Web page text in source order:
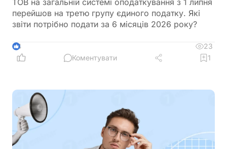
перейшов на третю групу єдиного податку. Які
звіти потрібно подати за 6 місяців 2026 року?
4
23
Коментувати
1